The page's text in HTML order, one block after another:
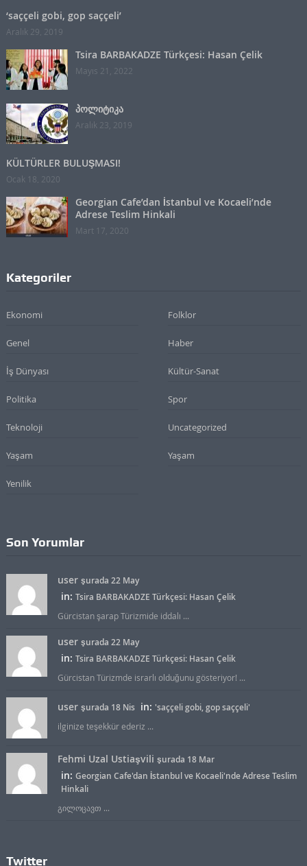
‘saççeli gobi, gop saççeli’
Aralık 29, 2019
Tsira BARBAKADZE Türkçesi: Hasan Çelik
Mayıs 21, 2022
პოლიტიკა
Aralık 23, 2019
KÜLTÜRLER BULUŞMASI!
Ocak 18, 2020
Georgian Cafe’dan İstanbul ve Kocaeli’nde
Adrese Teslim Hinkali
Mart 17, 2020
Kategoriler
Ekonomi Folklor
Genel Haber
İş Dünyası Kültür-Sanat
Politika Spor
Teknoloji Uncategorized
Yaşam Yaşam
Yenilik
Son Yorumlar
user şurada 22 May
in: Tsira BARBAKADZE Türkçesi: Hasan Çelik
Gürcistan şarap Türizmide iddalı ...
user şurada 22 May
in: Tsira BARBAKADZE Türkçesi: Hasan Çelik
Gürcistan Türizmde israrlı olduğunu gösteriyor! ...
user şurada 18 Nis in: 'saççeli gobi, gop saççeli'
ilginize teşekkür ederiz ...
Fehmi Uzal Ustiaşvili şurada 18 Mar
in: Georgian Cafe'dan İstanbul ve Kocaeli'nde Adrese Teslim
Hinkali
გილოცავთ ...
Twitter